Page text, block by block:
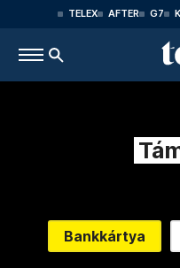
TELEX AFTER G7
Bankkártya